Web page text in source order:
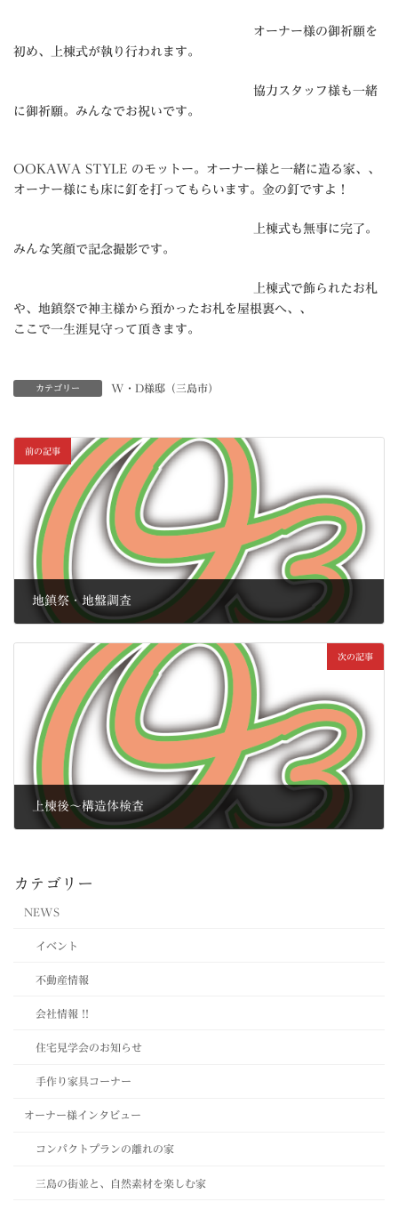
オーナー様の御祈願を
初め、上棟式が執り行われます。
協力スタッフ様も一緒
に御祈願。みんなでお祝いです。
OOKAWA STYLE のモットー。オーナー様と一緒に造る家、、
オーナー様にも床に釘を打ってもらいます。金の釘ですよ！
上棟式も無事に完了。
みんな笑顔で記念撮影です。
上棟式で飾られたお札
や、地鎮祭で神主様から預かったお札を屋根裏へ、、
ここで一生涯見守って頂きます。
カテゴリー W・D様邸（三島市）
前の記事
地鎮祭・地盤調査
次の記事
上棟後〜構造体検査
カテゴリー
NEWS
イベント
不動産情報
会社情報 !!
住宅見学会のお知らせ
手作り家具コーナー
オーナー様インタビュー
コンパクトプランの離れの家
三島の街並と、自然素材を楽しむ家